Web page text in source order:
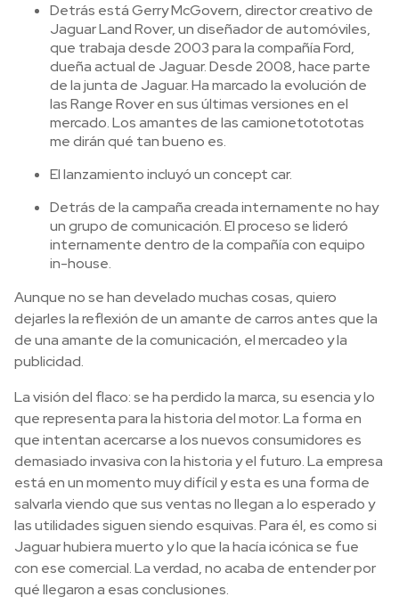
Detrás está Gerry McGovern, director creativo de
Jaguar Land Rover, un diseñador de automóviles,
que trabaja desde 2003 para la compañía Ford,
dueña actual de Jaguar. Desde 2008, hace parte
de la junta de Jaguar. Ha marcado la evolución de
las Range Rover en sus últimas versiones en el
mercado. Los amantes de las camionetotototas
me dirán qué tan bueno es.
El lanzamiento incluyó un concept car.
Detrás de la campaña creada internamente no hay
un grupo de comunicación. El proceso se lideró
internamente dentro de la compañía con equipo
in-house.
Aunque no se han develado muchas cosas, quiero
dejarles la reflexión de un amante de carros antes que la
de una amante de la comunicación, el mercadeo y la
publicidad.
La visión del flaco: se ha perdido la marca, su esencia y lo
que representa para la historia del motor. La forma en
que intentan acercarse a los nuevos consumidores es
demasiado invasiva con la historia y el futuro. La empresa
está en un momento muy difícil y esta es una forma de
salvarla viendo que sus ventas no llegan a lo esperado y
las utilidades siguen siendo esquivas. Para él, es como si
Jaguar hubiera muerto y lo que la hacía icónica se fue
con ese comercial. La verdad, no acaba de entender por
qué llegaron a esas conclusiones.